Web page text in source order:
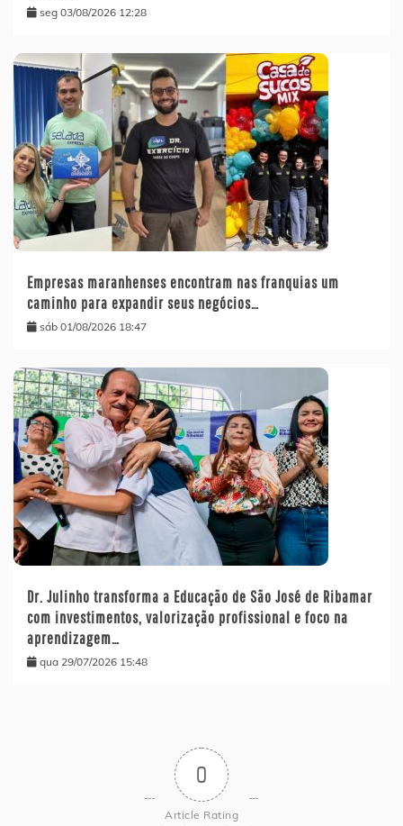
seg 03/08/2026 12:28
Empresas maranhenses encontram nas franquias um
caminho para expandir seus negócios…
sáb 01/08/2026 18:47
Dr. Julinho transforma a Educação de São José de Ribamar
com investimentos, valorização profissional e foco na
aprendizagem…
qua 29/07/2026 15:48
0
Article Rating